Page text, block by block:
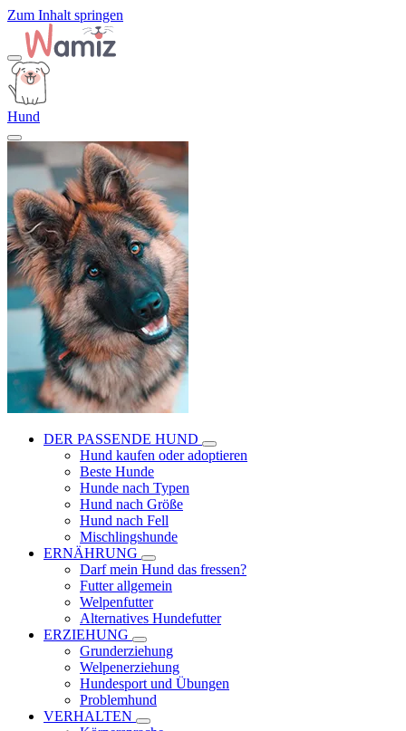
Zum Inhalt springen
Hund
DER PASSENDE HUND
Hund kaufen oder adoptieren
Beste Hunde
Hunde nach Typen
Hund nach Größe
Hund nach Fell
Mischlingshunde
ERNÄHRUNG
Darf mein Hund das fressen?
Futter allgemein
Welpenfutter
Alternatives Hundefutter
ERZIEHUNG
Grunderziehung
Welpenerziehung
Hundesport und Übungen
Problemhund
VERHALTEN